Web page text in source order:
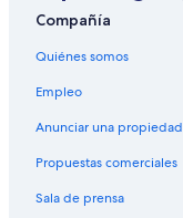
Compañía
Quiénes somos
Empleo
Anunciar una propiedad
Propuestas comerciales
Sala de prensa